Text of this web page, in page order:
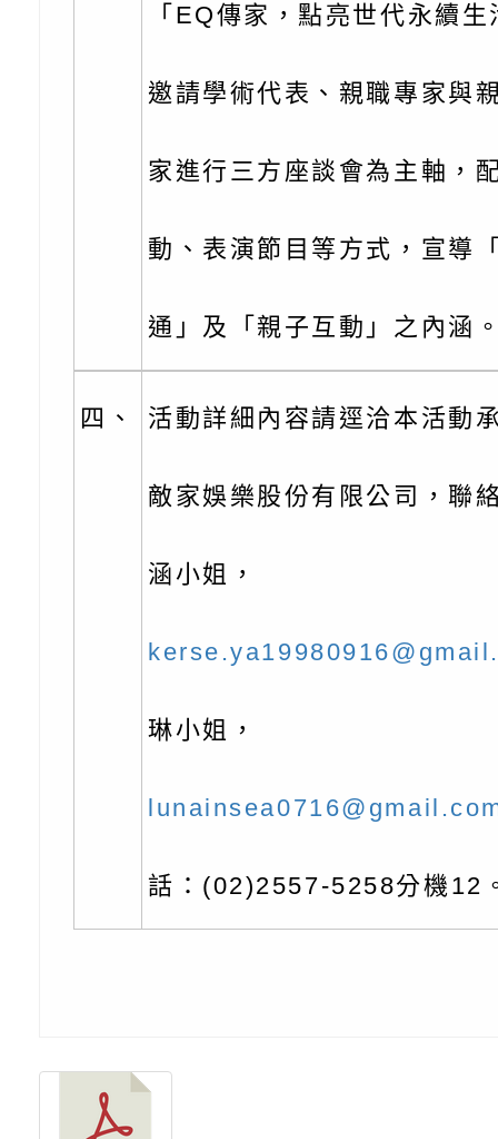
知能研習」
學辦理「音樂班第
樂會-憶起玩樂」
檢送桃園市政府家庭
「小桃家5月課程資
子的人際必修課」、
檢送「小桃家幸福+
實體座談會」海報
函轉臺北市勞動力重
摩據點視覺設計競賽
字稿
函轉教育部訂於115
(星期六)下午2時至5
立臺灣科學教育館（
林區士商路189號）
理「115年度515國
檢送本市115學年度
術才能音樂班鑑定二
章
函轉本府新聞處115
安全宣導
檢送本府新聞處115
安全宣導
有關衛生福利部辦
員專業輔導及效能精
北、中、南共3場次
礙聯盟辦理「2026
少意見交流大會」簡
台灣遊戲治療學會
月至8月舉辦「空間
學諮商輔導的應用」
不只是遊戲 - 兒童遊
門工作坊 （中部場
檢送行政院新聞傳
育講座「爸媽不暴走
成長」
日舉辦「空間的療癒
文化遊戲室之規畫與
檢送衛生福利部「政
材應注意之可及性格
有關本市桃園區中埔
「桃園市115年度兒
有關國立羅東高級中
團學前及國中小身障
有關國立臺中教育大
「EQ傳家，點亮世代永續
邀請學術代表、親職專家與
家進行三方座談會為主軸，
動、表演節目等方式，宣導
通」及「親子互動」之內涵
四、 活動詳細內容請逕洽本活動
敵家娛樂股份有限公司，聯
涵小姐，
琳小姐，
話：(02)2557-5258分機12